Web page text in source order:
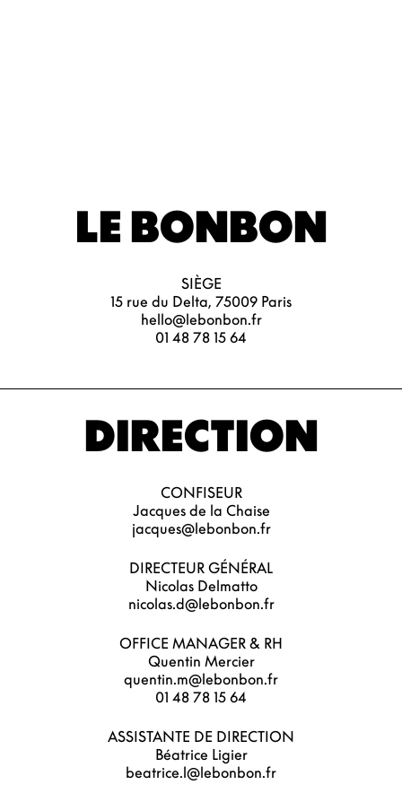
LE BONBON
SIÈGE
15 rue du Delta, 75009 Paris
hello@lebonbon.fr
01 48 78 15 64
DIRECTION
CONFISEUR
Jacques de la Chaise
jacques@lebonbon.fr
DIRECTEUR GÉNÉRAL
Nicolas Delmatto
nicolas.d@lebonbon.fr
OFFICE MANAGER & RH
Quentin Mercier
quentin.m@lebonbon.fr
01 48 78 15 64
ASSISTANTE DE DIRECTION
Béatrice Ligier
beatrice.l@lebonbon.fr